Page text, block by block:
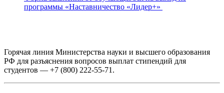
программы «Наставничество «Лидер+»
Горячая линия Министерства науки и высшего образования
РФ для разъяснения вопросов выплат стипендий для
студентов — +7 (800) 222-55-71.